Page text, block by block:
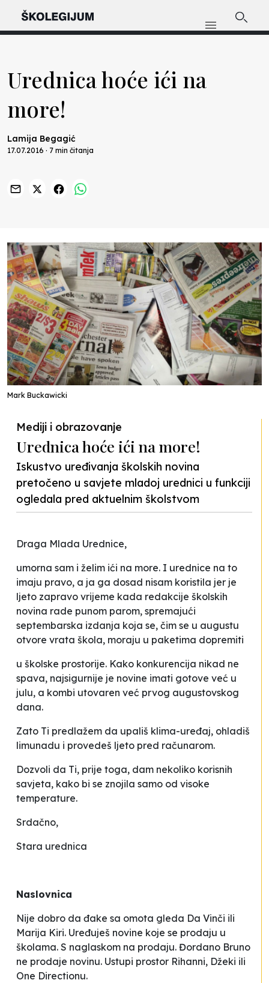
Urednica hoće ići na
more!
Lamija Begagić
17.07.2016 · 7 min čitanja
Mark Buckawicki
Mediji i obrazovanje
Urednica hoće ići na more!
Iskustvo uređivanja školskih novina
pretočeno u savjete mladoj urednici u funkciji
ogledala pred aktuelnim školstvom
Draga Mlada Urednice,
umorna sam i želim ići na more. I urednice na to
imaju pravo, a ja ga dosad nisam koristila jer je
ljeto zapravo vrijeme kada redakcije školskih
novina rade punom parom, spremajući
septembarska izdanja koja se, čim se u augustu
otvore vrata škola, moraju u paketima dopremiti
u školske prostorije. Kako konkurencija nikad ne
spava, najsigurnije je novine imati gotove već u
julu, a kombi utovaren već prvog augustovskog
dana.
Zato Ti predlažem da upališ klima-uređaj, ohladiš
limunadu i provedeš ljeto pred računarom.
Dozvoli da Ti, prije toga, dam nekoliko korisnih
savjeta, kako bi se znojila samo od visoke
temperature.
Srdačno,
Stara urednica
Naslovnica
Nije dobro da đake sa omota gleda Da Vinči ili
Marija Kiri. Uređuješ novine koje se prodaju u
školama. S naglaskom na prodaju. Đordano Bruno
ne prodaje novinu. Ustupi prostor Rihanni, Džeki ili
One Directionu.